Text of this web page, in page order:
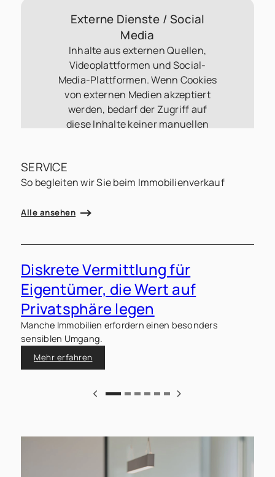
Externe Dienste / Social
Media
Inhalte aus externen Quellen,
Videoplattformen und Social-
Media-Plattformen. Wenn Cookies
von externen Medien akzeptiert
werden, bedarf der Zugriff auf
diese Inhalte keiner manuellen
SERVICE
So begleiten wir Sie beim Immobilienverkauf
Alle ansehen
Diskrete Vermittlung für
Eigentümer, die Wert auf
Privatsphäre legen
Manche Immobilien erfordern einen besonders
sensiblen Umgang.
Mehr erfahren